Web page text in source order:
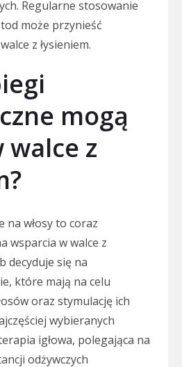
Regularne stosowanie
może przynieść
z łysieniem.
mogą
walce z
na włosy to coraz
wsparcia w walce z
decyduje się na
które mają na celu
oraz stymulację ich
wybieranych
igłowa, polegająca na
odżywczych